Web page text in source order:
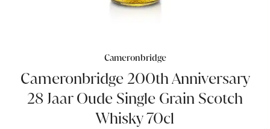
Cameronbridge
Cameronbridge 200th Anniversary
28 Jaar Oude Single Grain Scotch
Whisky 70cl